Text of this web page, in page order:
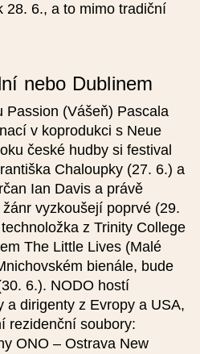
28. 6., a to mimo tradiční
nebo Dublinem
Passion (Vášeň) Pascala
v koprodukci s Neue
české hudby si festival
Chaloupky (27. 6.) a
Ian Davis a právě
vyzkoušejí poprvé (29.
z Trinity College
The Little Lives (Malé
bienále, bude
6.). NODO hostí
a dirigenty z Evropy a USA,
rezidenční soubory:
ONO – Ostrava New
v rámci projektu
(česky)